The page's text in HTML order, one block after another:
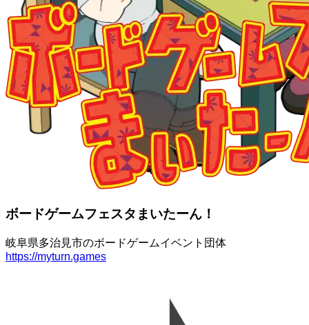
ボードゲームフェスタまいたーん！
岐阜県多治見市のボードゲームイベント団体
https://myturn.games